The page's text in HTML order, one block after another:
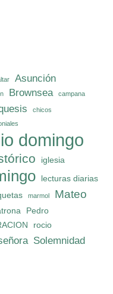
Asunción
Brownsea campana
chicos
domingo
iglesia
lecturas diarias
marmol Mateo
Pedro
rocio
Solemnidad